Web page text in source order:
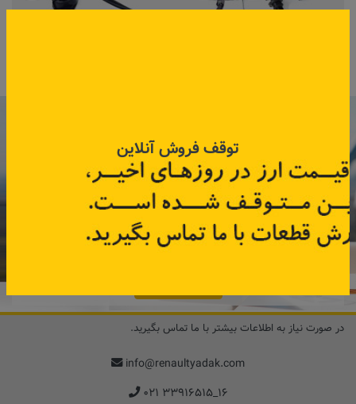
همین حالا ۱۵ هزار تومان کد‌تخفیف خرید
آنلاین
دریافت کنید.
در صورت نیاز به اطلاعات بیشتر با ما تماس بگیرید.
info@renaultyadak.com
۰۲۱ ۳۳۹۱۶۵۱۵_۱۶
توقف فروش آنلاین